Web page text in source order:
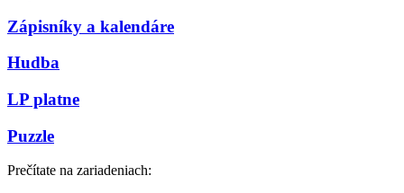
Zápisníky a kalendáre
Hudba
LP platne
Puzzle
Prečítate na zariadeniach: